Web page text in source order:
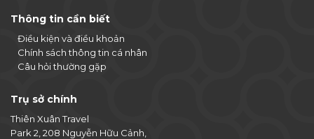
Thông tin cần biết
Điều kiện và điều khoản
Chính sách thông tin cá nhân
Câu hỏi thường gặp
Trụ sở chính
Thiên Xuân Travel
Park 2, 208 Nguyễn Hữu Cảnh,